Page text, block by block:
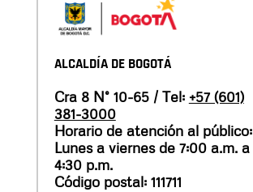
ALCALDÍA DE BOGOTÁ
Cra 8 N° 10-65 / Tel: +57 (601)
381-3000
Horario de atención al público:
Lunes a viernes de 7:00 a.m. a
4:30 p.m.
Código postal: 111711